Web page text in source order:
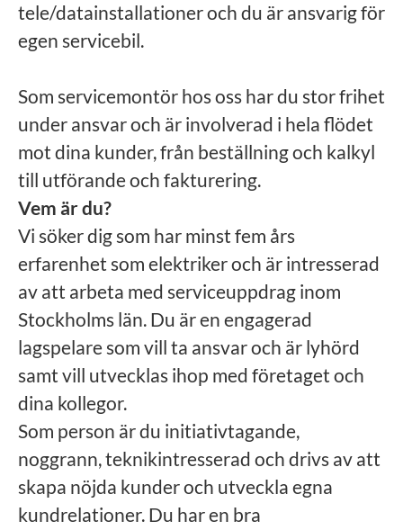
tele/datainstallationer och du är ansvarig för
egen servicebil.
Som servicemontör hos oss har du stor frihet
under ansvar och är involverad i hela flödet
mot dina kunder, från beställning och kalkyl
till utförande och fakturering.
Vem är du?
Vi söker dig som har minst fem års
erfarenhet som elektriker och är intresserad
av att arbeta med serviceuppdrag inom
Stockholms län. Du är en engagerad
lagspelare som vill ta ansvar och är lyhörd
samt vill utvecklas ihop med företaget och
dina kollegor.
Som person är du initiativtagande,
noggrann, teknikintresserad och drivs av att
skapa nöjda kunder och utveckla egna
kundrelationer. Du har en bra